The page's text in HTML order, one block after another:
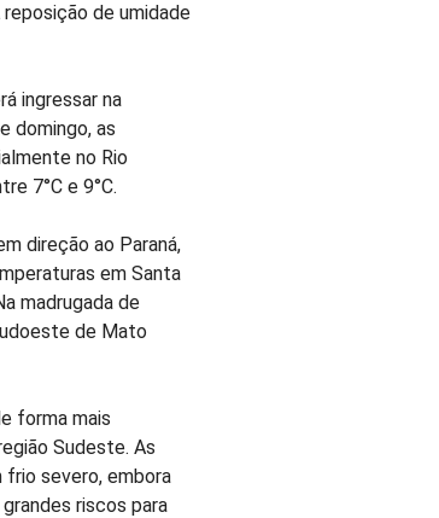
de umidade
ingressar na
domingo, as
no Rio
7°C e 9°C.
direção ao Paraná,
em Santa
madrugada de
de Mato
forma mais
Sudeste. As
frio severo, embora
riscos para